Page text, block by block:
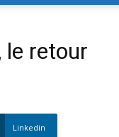
le retour
Linkedin